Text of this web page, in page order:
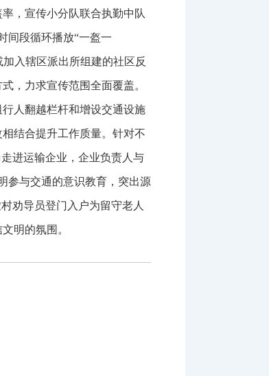
，宣传小分队联合执勤中队
间段循环播放“一盔一
入辖区派出所组建的社区反
，力求宣传范围全面覆盖。
人翻越栏杆和增设交通设施
结合提升工作质量。针对不
进运输企业，企业负责人与
参与交通的意识教育，突出源
劝导员登门入户为留守老人
明的氛围。